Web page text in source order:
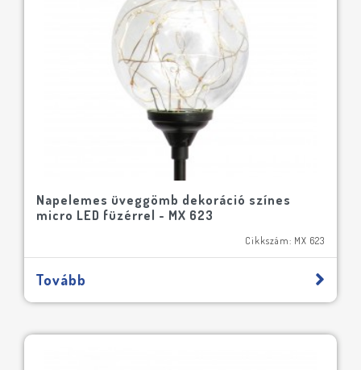
Napelemes üveggömb dekoráció színes
micro LED füzérrel - MX 623
Cikkszám: MX 623
Tovább